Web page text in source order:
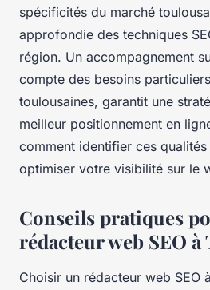
spécificités du marché
approfondie des techniques
région. Un accompagnement
compte des besoins
toulousaines, garantit une
meilleur positionnement en
comment identifier ces
optimiser votre visibilité sur le
Conseils pratiques
rédacteur web SEO à
Choisir un rédacteur web SEO